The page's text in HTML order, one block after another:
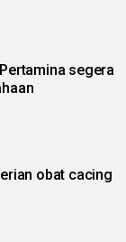
segera
obat cacing